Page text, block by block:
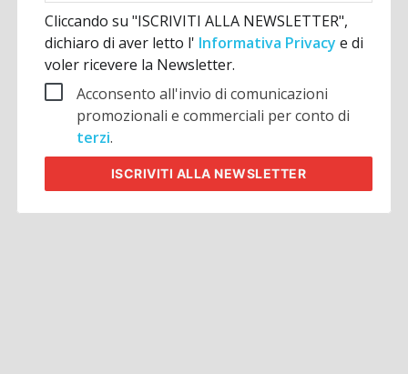
Cliccando su "ISCRIVITI ALLA NEWSLETTER",
dichiaro di aver letto l' Informativa Privacye di
voler ricevere la Newsletter.
Acconsento all'invio di comunicazioni
promozionali e commerciali per conto di
terzi.
ISCRIVITI ALLA NEWSLETTER